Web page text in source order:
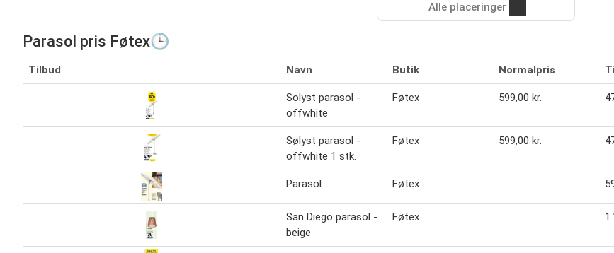
Alle placeringer
Parasol pris Føtex🕒
Tilbud Navn Butik Normalpris
Solyst parasol -
offwhite
Føtex 599,00 kr.
Sølyst parasol -
offwhite 1 stk.
Føtex 599,00 kr.
Parasol Føtex
San Diego parasol -
beige
Føtex